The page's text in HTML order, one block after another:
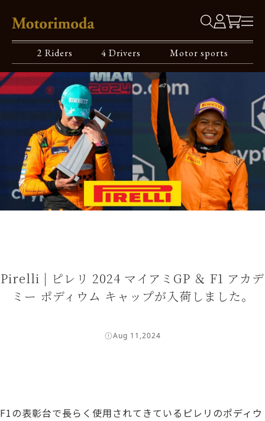
2 Riders 4 Drivers Motor sports
Pirelli | ピレリ 2024 マイアミGP ＆ F1 アカデ
ミー ポディウム キャップが入荷しました。
Aug 11,2024
F1の表彰台で長らく使用されてきているピレリのポディウ